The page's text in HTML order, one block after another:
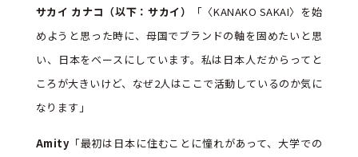
サカイ カナコ（以下：サカイ）
「〈KANAKO SAKAI〉を始
めようと思った時に、母国でブランドの軸を固めたいと思
い、日本をベースにしています。私は日本人だからってと
ころが大きいけど、なぜ2人はここで活動しているのか気に
なります」
Amity「最初は日本に住むことに憧れがあって、大学での